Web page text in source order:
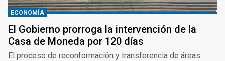
ECONOMÍA
El Gobierno prorroga la intervención de la
Casa de Moneda por 120 días
El proceso de reconformación y transferencia de áreas